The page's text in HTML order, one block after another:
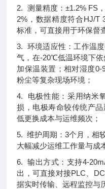
2. 测量精度：±1.2% FS
2%，数据精度符合HJ/T
标准，可直接用于环保督
3. 环境适应性：工作温
气，在-20℃低温环境下
加保温装置；相对湿度0-
粉尘等复杂现场环境；
4. 电极性能：采用纳米
损，电极寿命较传统产
低更换成本与运维频次；
5. 维护周期：3个月，相
大幅减少运维工作量与成
6. 输出方式：支持4-
出，可直接对接PLC、
据实时传输、远程监控与